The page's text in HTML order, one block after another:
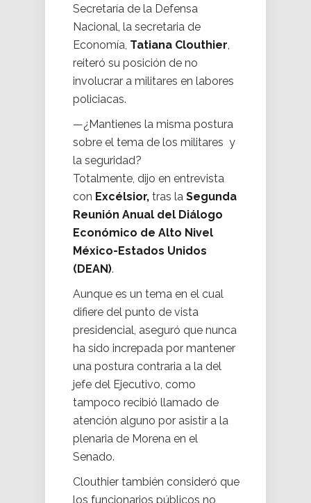
Secretaría de la Defensa
Nacional, la secretaria de
Economía, Tatiana Clouthier,
reiteró su posición de no
involucrar a militares en labores
policiacas.
—¿Mantienes la misma postura
sobre el tema de los militares y
la seguridad?
Totalmente, dijo en entrevista
con Excélsior, tras la Segunda
Reunión Anual del Diálogo
Económico de Alto Nivel
México-Estados Unidos
(DEAN).
Aunque es un tema en el cual
difiere del punto de vista
presidencial, aseguró que nunca
ha sido increpada por mantener
una postura contraria a la del
jefe del Ejecutivo, como
tampoco recibió llamado de
atención alguno por asistir a la
plenaria de Morena en el
Senado.
Clouthier también consideró que
los funcionarios públicos no